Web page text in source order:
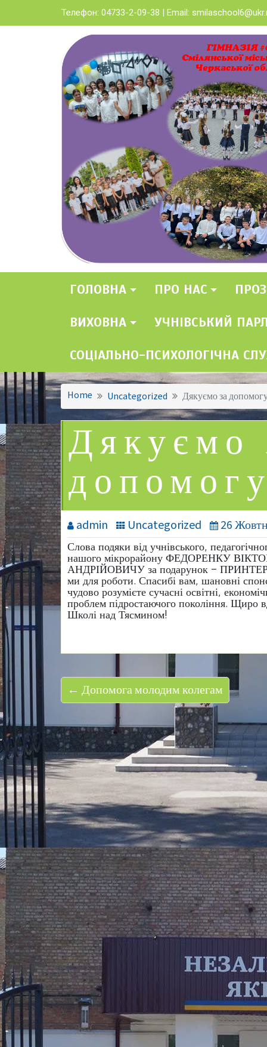
to
Телефон: 04733-2-09-38 | Email:
ГОЛОВНА ПРО НАС
ВИХОВНА УЧНІВСЬКИЙ
СОЦІАЛЬНО-ПСИХОЛОГІЧНА
Home Uncategorized Дякуємо за
Дякуємо
admin Uncategorized 26
Слова подяки від учнівського,
нашого мікрорайону ФЕДОРЕНКУ
АНДРІЙОВИЧУ за подарунок – ПРИНТЕР
ми для роботи. Спасибі вам, шановні
чудово розумієте сучасні освітні,
проблем підростаючого покоління. Щиро
Школі над Тясмином!
← Допомога молодим колегам